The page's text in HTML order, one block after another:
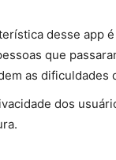
desse app
que
as dificuldades
dos